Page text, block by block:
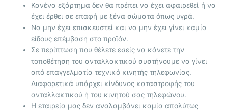
Κανένα εξάρτημα δεν θα πρέπει να έχει αφαιρεθεί ή να
έχει έρθει σε επαφή με ξένα σώματα όπως υγρά.
Να μην έχει επισκευστεί και να μην έχει γίνει καμία
είδους επέμβαση στο προϊόν.
Σε περίπτωση που θέλετε εσείς να κάνετε την
τοποθέτηση του ανταλλακτικού συστήνουμε να γίνει
από επαγγελματία τεχνικό κινητής τηλεφωνίας.
Διαφορετικά υπάρχει κίνδυνος καταστροφής του
ανταλλακτικού ή του κινητού σας τηλεφώνου.
Η εταιρεία μας δεν αναλαμβάνει καμία απολύτως